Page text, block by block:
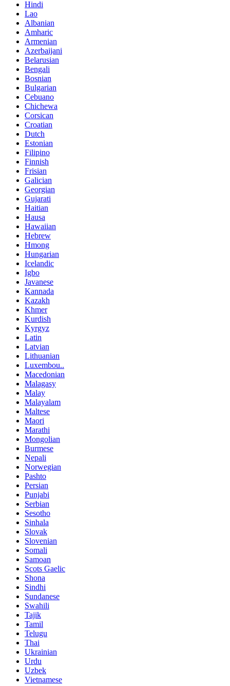
Hindi
Lao
Albanian
Amharic
Armenian
Azerbaijani
Belarusian
Bengali
Bosnian
Bulgarian
Cebuano
Chichewa
Corsican
Croatian
Dutch
Estonian
Filipino
Finnish
Frisian
Galician
Georgian
Gujarati
Haitian
Hausa
Hawaiian
Hebrew
Hmong
Hungarian
Icelandic
Igbo
Javanese
Kannada
Kazakh
Khmer
Kurdish
Kyrgyz
Latin
Latvian
Lithuanian
Luxembou..
Macedonian
Malagasy
Malay
Malayalam
Maltese
Maori
Marathi
Mongolian
Burmese
Nepali
Norwegian
Pashto
Persian
Punjabi
Serbian
Sesotho
Sinhala
Slovak
Slovenian
Somali
Samoan
Scots Gaelic
Shona
Sindhi
Sundanese
Swahili
Tajik
Tamil
Telugu
Thai
Ukrainian
Urdu
Uzbek
Vietnamese